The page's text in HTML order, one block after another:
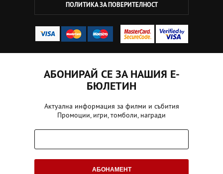
ПОЛИТИКА ЗА ПОВЕРИТЕЛНОСТ
АБОНИРАЙ СЕ ЗА НАШИЯ Е-
БЮЛЕТИН
Актуална информация за филми и събития
Промоции, игри, томболи, награди
АБОНАМЕНТ